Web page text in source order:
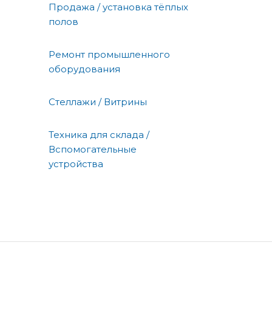
Продажа / установка тёплых
полов
Ремонт промышленного
оборудования
Стеллажи / Витрины
Техника для склада /
Вспомогательные
устройства